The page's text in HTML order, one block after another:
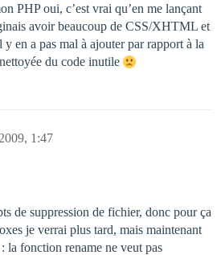
PHP oui, c’est vrai qu’en me lançant
avoir beaucoup de CSS/XHTML et
en a pas mal à ajouter par rapport à la
du code inutile
1:47
de suppression de fichier, donc pour ça
je verrai plus tard, mais maintenant
la fonction rename ne veut pas